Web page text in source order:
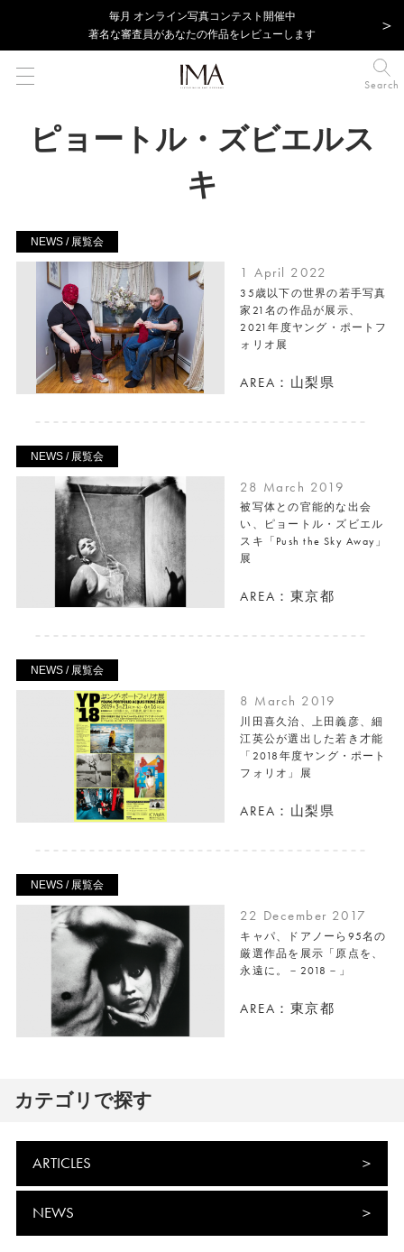
毎⽉ オンライン写真コンテスト開催中
著名な審査員があなたの作品をレビューします
Search
ピョートル・ズビエルス
キ
NEWS / 展覧会
1 April 2022
35歳以下の世界の若手写真
家21名の作品が展示、
2021年度ヤング・ポートフ
ォリオ展
AREA：山梨県
NEWS / 展覧会
28 March 2019
被写体との官能的な出会
い、ピョートル・ズビエル
スキ「Push the Sky Away」
展
AREA：東京都
NEWS / 展覧会
8 March 2019
川田喜久治、上田義彦、細
江英公が選出した若き才能
「2018年度ヤング・ポート
フォリオ」展
AREA：山梨県
NEWS / 展覧会
22 December 2017
キャパ、ドアノーら95名の
厳選作品を展示「原点を、
永遠に。－2018－」
AREA：東京都
カテゴリで探す
ARTICLES
NEWS